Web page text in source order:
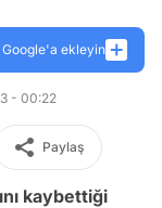
Google'a ekleyin
- 00:22
Paylaş
kaybettiği